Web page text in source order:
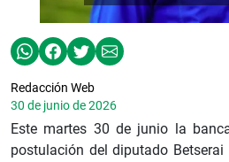
Redacción Web
30 de junio de 2026
Este martes 30 de junio la
postulación del diputado